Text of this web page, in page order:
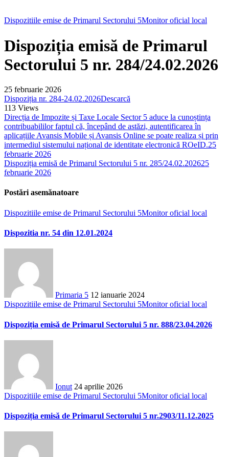
Dispozitiile emise de Primarul Sectorului 5Monitor oficial local
Dispoziția emisă de Primarul
Sectorului 5 nr. 284/24.02.2026
25 februarie 2026
Dispoziția nr. 284-24.02.2026Descarcă
113 Views
Direcția de Impozite și Taxe Locale Sector 5 aduce la cunoștința
contribuabililor faptul că, începând de astăzi, autentificarea în
aplicațiile Avansis Mobile și Avansis Online se poate realiza și prin
intermediul sistemului național de identitate electronică ROeID.25
februarie 2026
Dispoziția emisă de Primarul Sectorului 5 nr. 285/24.02.202625
februarie 2026
Postări asemănatoare
Dispozitiile emise de Primarul Sectorului 5Monitor oficial local
Dispozitia nr. 54 din 12.01.2024
Primaria 5 12 ianuarie 2024
Dispozitiile emise de Primarul Sectorului 5Monitor oficial local
Dispoziția emisă de Primarul Sectorului 5 nr. 888/23.04.2026
Ionut 24 aprilie 2026
Dispozitiile emise de Primarul Sectorului 5Monitor oficial local
Dispoziția emisă de Primarul Sectorului 5 nr.2903/11.12.2025